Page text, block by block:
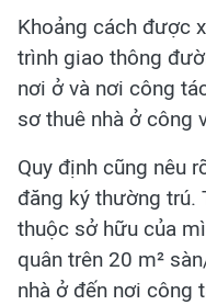
Khoảng cách được
trình giao thông
nơi ở và nơi công
sơ thuê nhà ở công
Quy định cũng nêu
đăng ký thường trú.
thuộc sở hữu của
quân trên 20 m²
nhà ở đến nơi công